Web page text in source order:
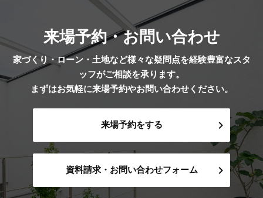
来場予約・お問い合わせ
家づくり・ローン・土地など様々な疑問点を経験豊富なスタ
ッフがご相談を承ります。
まずはお気軽に来場予約やお問い合わせください。
来場予約をする
資料請求・お問い合わせフォーム